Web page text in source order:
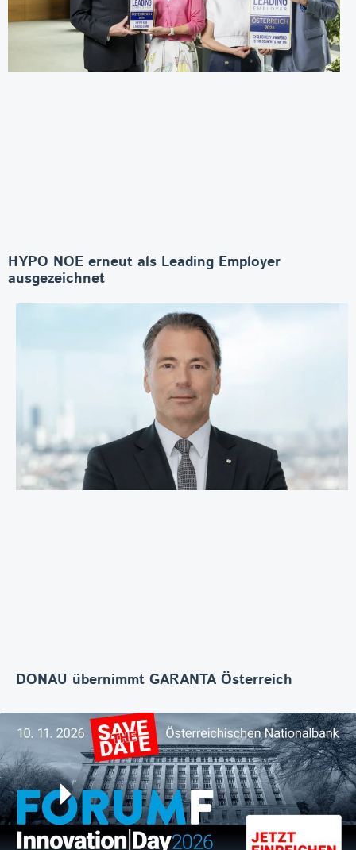
HYPO NOE erneut als Leading Employer
ausgezeichnet
DONAU übernimmt GARANTA Österreich